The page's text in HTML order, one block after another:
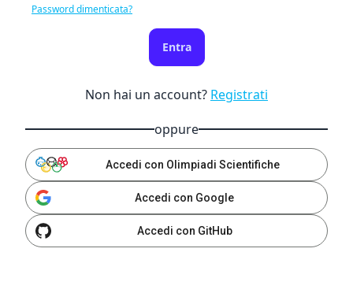
Password dimenticata?
Entra
Non hai un account? Registrati
oppure
Accedi con Olimpiadi Scientifiche
Accedi con Google
Accedi con GitHub